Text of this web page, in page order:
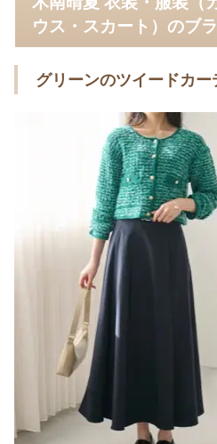
ウス・スカート）のブ
グリーンのツイードカー